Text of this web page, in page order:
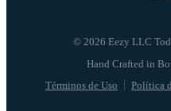
© 2026 Eezy LLC
Términos de Uso Política